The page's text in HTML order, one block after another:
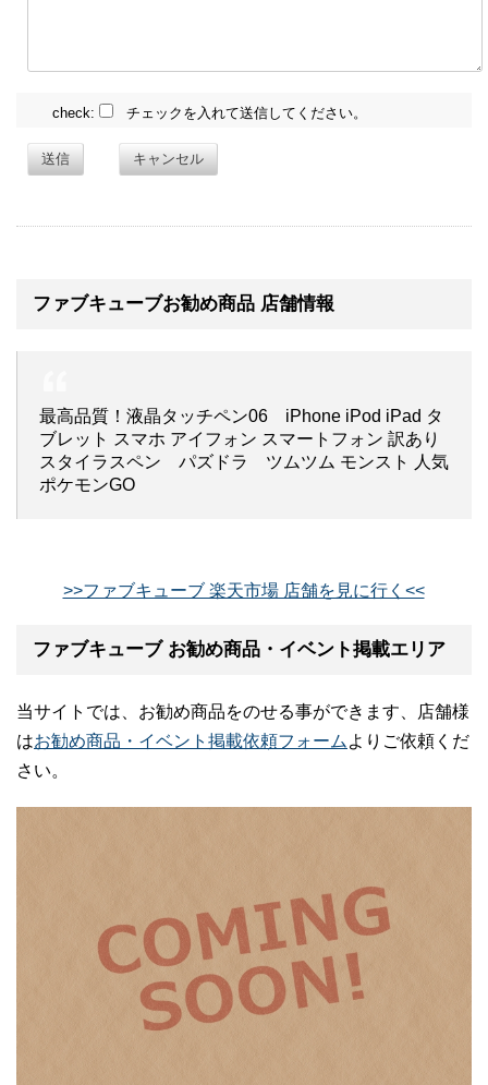
check: チェックを入れて送信してください。
送信 キャンセル
ファブキューブお勧め商品 店舗情報
最高品質！液晶タッチペン06 iPhone iPod iPad タ
ブレット スマホ アイフォン スマートフォン 訳あり
スタイラスペン パズドラ ツムツム モンスト 人気
ポケモンGO
>>ファブキューブ 楽天市場 店舗を見に行く<<
ファブキューブ お勧め商品・イベント掲載エリア
当サイトでは、お勧め商品をのせる事ができます、店舗様
はお勧め商品・イベント掲載依頼フォーム よりご依頼くだ
さい。